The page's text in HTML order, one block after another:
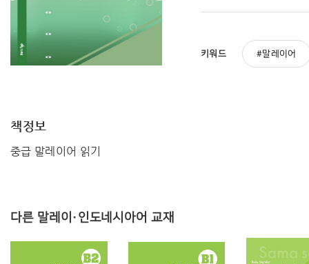
키워드 말레이어
책정보
중급 말레이어 읽기
다른 말레이·인도네시아어 교재